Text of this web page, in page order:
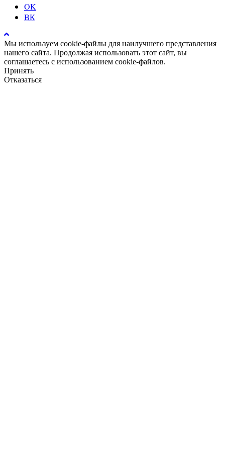
OK
ВК
Мы используем cookie-файлы для наилучшего представления
нашего сайта. Продолжая использовать этот сайт, вы
соглашаетесь с использованием cookie-файлов.
Принять
Отказаться